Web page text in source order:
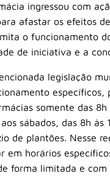
ingressou com
afastar os efeitos
o funcionamento
de iniciativa e a
legislação
específicos,
somente das 8h
sábados, das 8h às
de plantões. Nesse
em horários
forma limitada e